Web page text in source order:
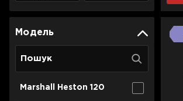
Для кухні
Модель
Marshall Heston 120